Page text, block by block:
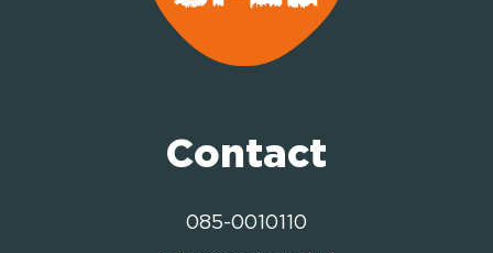
Contact
085-0010110